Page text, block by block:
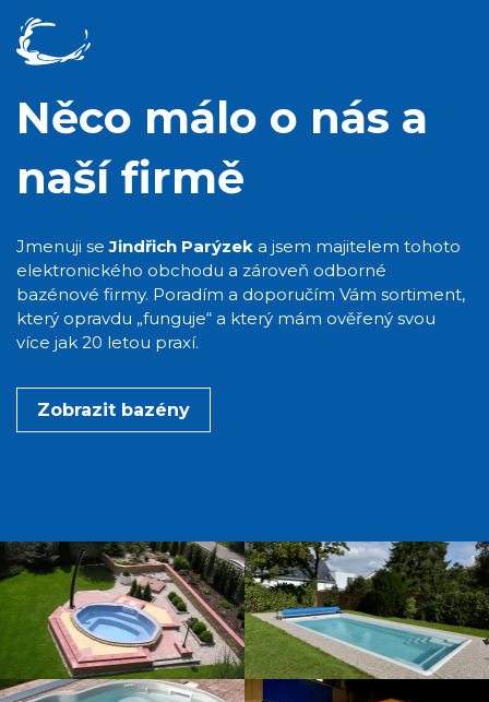
Něco málo o nás a
naší firmě
Jmenuji seJindřich Parýzek a jsem majitelem tohoto
elektronického obchodu a zároveň odborné
bazénové firmy. Poradím a doporučím Vám sortiment,
který opravdu „funguje“ a který mám ověřený svou
více jak 20 letou praxí.
Zobrazit bazény